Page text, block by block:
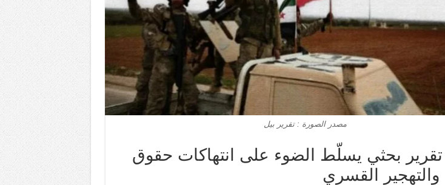
مصدر الصورة : تقرير بيل
بحثي يسلّط الضوء على انتهاكات حقوق
والتهجير القسري